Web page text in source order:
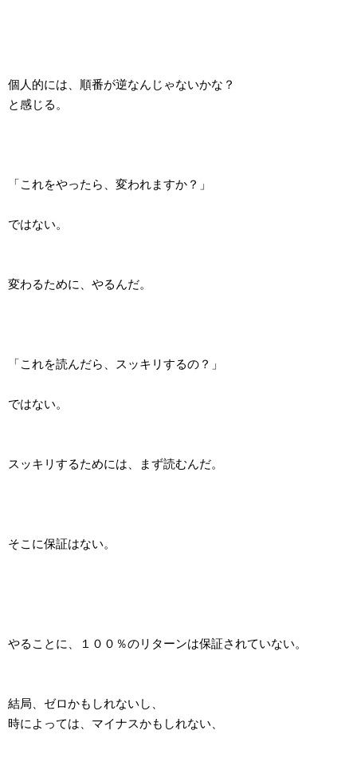
個人的には、順番が逆なんじゃないかな？
と感じる。
「これをやったら、変われますか？」
ではない。
変わるために、やるんだ。
「これを読んだら、スッキリするの？」
ではない。
スッキリするためには、まず読むんだ。
そこに保証はない。
やることに、１００％のリターンは保証されていない。
結局、ゼロかもしれないし、
時によっては、マイナスかもしれない、